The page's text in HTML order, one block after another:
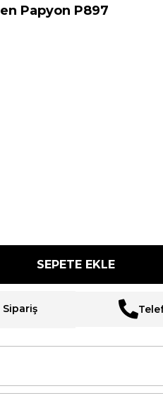
Papyon P897